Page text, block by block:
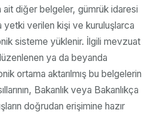
diğer belgeler, gümrük idaresi
yetki verilen kişi ve kuruluşlarca
sisteme yüklenir. İlgili mevzuat
ya da beyanda
ortama aktarılmış bu belgelerin
Bakanlık veya Bakanlıkça
doğrudan erişimine hazır